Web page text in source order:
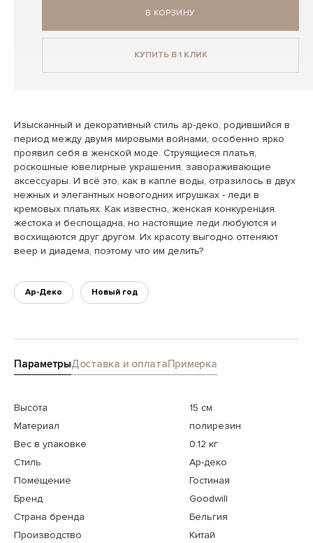
В КОРЗИНУ
КУПИТЬ В 1 КЛИК
Изысканный и декоративный стиль ар-деко, родившийся в
период между двумя мировыми войнами, особенно ярко
проявил себя в женской моде. Струящиеся платья,
роскошные ювелирные украшения, завораживающие
аксессуары. И всё это, как в капле воды, отразилось в двух
нежных и элегантных новогодних игрушках - леди в
кремовых платьях. Как известно, женская конкуренция
жестока и беспощадна, но настоящие леди любуются и
восхищаются друг другом. Их красоту выгодно оттеняют
веер и диадема, поэтому что им делить?
Ар-Деко Новый год
ПараметрыДоставка и оплатаПримерка
Высота
15 см
Материал
полирезин
Вес в упаковке
0.12 кг
Стиль
Ар-деко
Помещение
Гостиная
Бренд
Goodwill
Страна бренда
Бельгия
Производство
Китай